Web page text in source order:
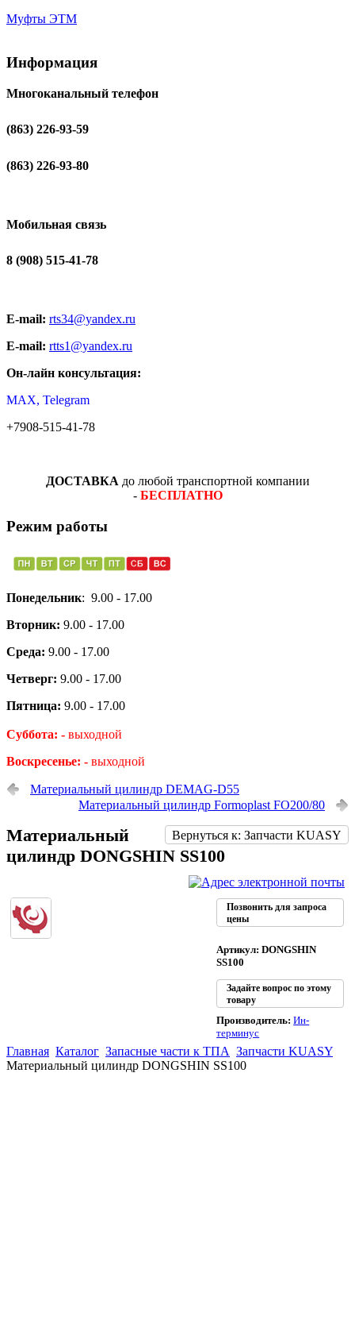
Муфты ЭТМ
Информация
Многоканальный телефон
(863) 226-93-59
(863) 226-93-80
Мобильная связь
8 (908) 515-41-78
E-mail: rts34@yandex.ru
E-mail: rtts1@yandex.ru
Он-лайн консультация:
MAX, Telegram
+7908-515-41-78
ДОСТАВКА до любой транспортной компании
- БЕСПЛАТНО
Режим работы
Понедельник: 9.00 - 17.00
Вторник: 9.00 - 17.00
Среда: 9.00 - 17.00
Четверг: 9.00 - 17.00
Пятница: 9.00 - 17.00
Суббота: - выходной
Воскресенье: - выходной
Материальный цилиндр DEMAG-D55
Материальный цилиндр Formoplast FO200/80
Вернуться к: Запчасти KUASY
Материальный
цилиндр DONGSHIN SS100
Позвонить для запроса
цены
Артикул: DONGSHIN
SS100
Задайте вопрос по этому
товару
Производитель:Ин-
терминус
Главная Каталог Запасные части к ТПА Запчасти KUASY
Материальный цилиндр DONGSHIN SS100